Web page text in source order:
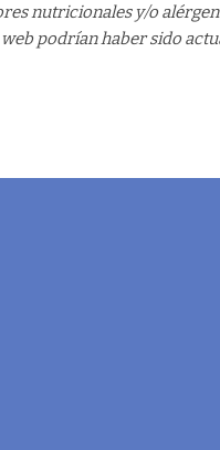
nutricionales y/o
podrían haber sido